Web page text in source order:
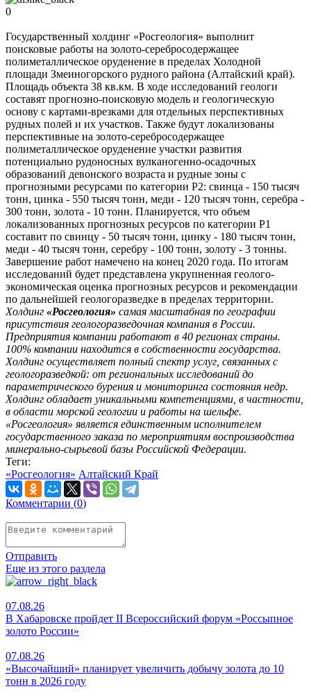
0
Государственный холдинг «Росгеология» выполнит
поисковые работы на золото-серебросодержащее
полиметаллическое оруденение в пределах Холодной
площади Змеиногорского рудного района (Алтайский край).
Площадь объекта 38 кв.км. В ходе исследований геологи
составят прогнозно-поисковую модель и геологическую
основу с картами-врезками для отдельных перспективных
рудных полей и их участков. Также будут локализованы
перспективные на золото-серебросодержащее
полиметаллическое оруденение участки развития
потенциально рудоносных вулканогенно-осадочных
образований девонского возраста и рудные зоны с
прогнозными ресурсами по категории Р2: свинца - 150 тысяч
тонн, цинка - 550 тысяч тонн, меди - 120 тысяч тонн, серебра -
300 тонн, золота - 10 тонн. Планируется, что объем
локализованных прогнозных ресурсов по категории Р1
составит по свинцу - 50 тысяч тонн, цинку - 180 тысяч тонн,
меди - 40 тысяч тонн, серебру - 100 тонн, золоту - 3 тонны.
Завершение работ намечено на конец 2020 года. По итогам
исследований будет представлена укрупненная геолого-
экономическая оценка прогнозных ресурсов и рекомендации
по дальнейшей геологоразведке в пределах территории.
Холдинг «Росгеология» самая масштабная по географии
присутствия геологоразведочная компания в России.
Предприятия компании работают в 40 регионах страны.
100% компании находится в собственности государства.
Холдинг осуществляет полный спектр услуг, связанных с
геологоразведкой: от региональных исследований до
параметрического бурения и мониторинга состояния недр.
Холдинг обладает уникальными компетенциями, в частности,
в области морской геологии и работы на шельфе.
«Росгеология» является единственным исполнителем
государственного заказа по мероприятиям воспроизводства
минерально-сырьевой базы Российской Федерации.
Теги:
«Росгеология» Алтайский Край
Комментарии (0)
Отправить
Еще из этого раздела
07.08.26
В Хабаровске пройдет II Всероссийский форум «Россыпное
золото России»
07.08.26
«Высочайший» планирует увеличить добычу золота до 10
тонн в 2026 году